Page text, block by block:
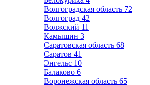
Волгоградская область 72
Волгоград 42
Волжский 11
Камышин 3
Саратовская область 68
Саратов 41
Энгельс 10
Балаково 6
Воронежская область 65